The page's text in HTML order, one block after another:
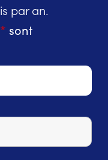
par an.
* sont